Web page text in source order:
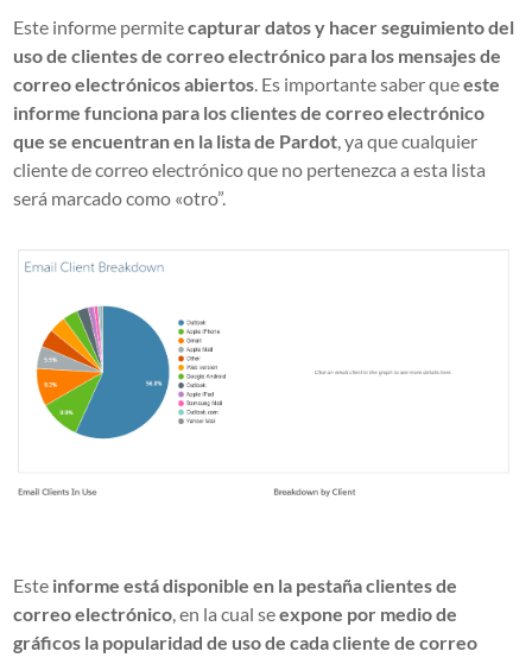
Este informe permitecapturar datos y hacer seguimiento del
uso de clientes de correo electrónico para los mensajes de
correo electrónicos abiertos. Es importante saber queeste
informe funciona para los clientes de correo electrónico
que se encuentran en la lista de Pardot, ya que cualquier
cliente de correo electrónico que no pertenezca a esta lista
será marcado como «otro”.
Este informe está disponible en la pestaña clientes de
correo electrónico , en la cual seexpone por medio de
gráficos la popularidad de uso de cada cliente de correo